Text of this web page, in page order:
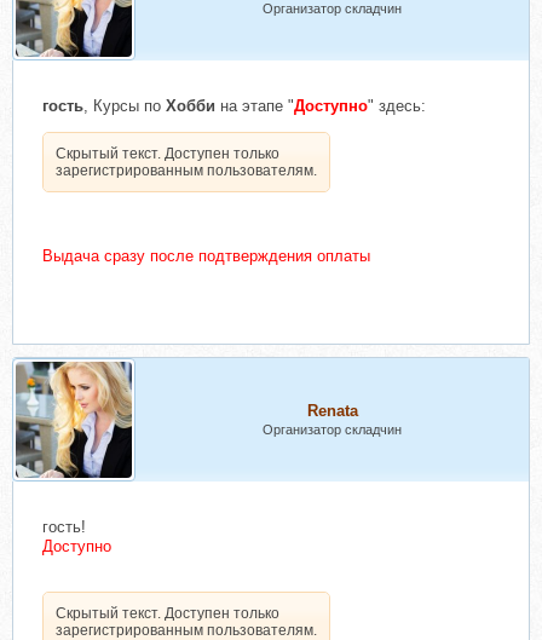
Организатор складчин
гость, Курсы по Хобби на этапе "Доступно" здесь:
Скрытый текст. Доступен только
зарегистрированным пользователям.
Выдача сразу после подтверждения оплаты
Renata
Организатор складчин
гость!
Доступно
Скрытый текст. Доступен только
зарегистрированным пользователям.